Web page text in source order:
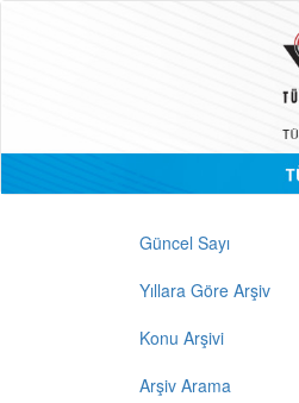
Güncel Sayı
Yıllara Göre Arşiv
Konu Arşivi
Arşiv Arama